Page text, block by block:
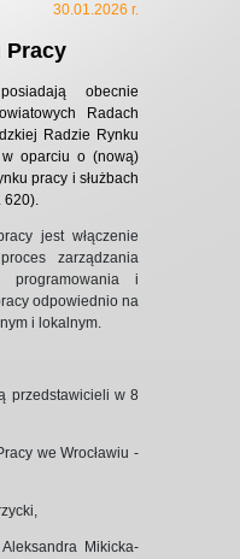
30.01.2026 r.
Pracy
obecnie
Radach
Radzie Rynku
w oparciu o (nową)
pracy i służbach
620).
jest włączenie
zarządzania
programowania i
odpowiednio na
i lokalnym.
przedstawicieli w 8
we Wrocławiu -
Mikicka-